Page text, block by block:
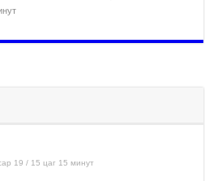
19 / 15 цаг 15 минут